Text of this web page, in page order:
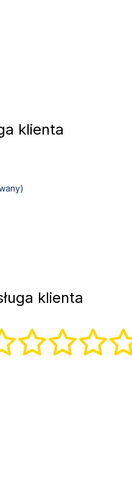
klienta
klienta